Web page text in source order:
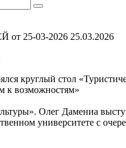
25-03-2026 25.03.2026
круглый стол
к возможностям»
Олег Дамениа
университете с